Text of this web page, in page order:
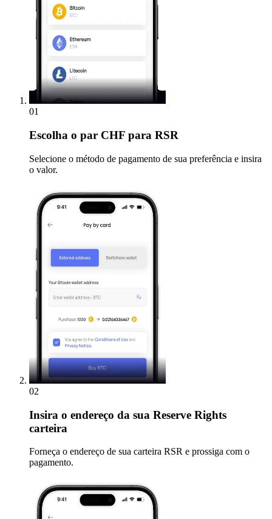
01
Escolha o par CHF para RSR
Selecione o método de pagamento de sua preferência e insira
o valor.
02
Insira o endereço da sua Reserve Rights
carteira
Forneça o endereço de sua carteira RSR e prossiga com o
pagamento.